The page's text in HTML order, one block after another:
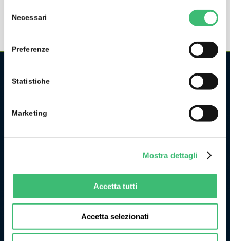
delNecessari
Preferenze
Statistiche
Marketing
Mostra dettagli
Accetta tutti
Accetta selezionati
CHI SIAMO
La GMC Instruments Italia è la filiale italiana del gruppo
tedesco/svizzero
, ed opera nel
uno dei più importanti gruppi industriali della Germania.
Originariamente l’attività di GMC Instruments ebbe inizio nel
1977 come Camille Bauer Italia diventando, in pochi anni, un
punto di riferimento per il mercato dell’impiantistica
chimica per lo sviluppo e la realizzazione di strumenti per la